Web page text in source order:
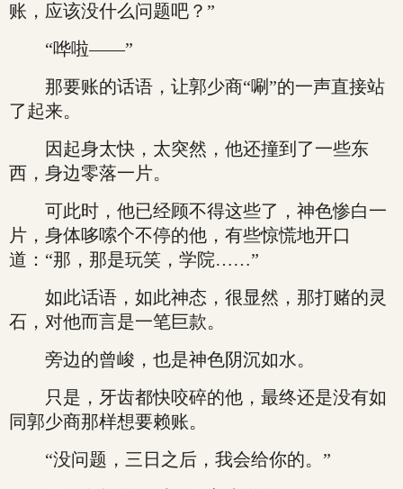
账，应该没什么问题吧？”
“哗啦——”
那要账的话语，让郭少商“唰”的一声直接站
了起来。
因起身太快，太突然，他还撞到了一些东
西，身边零落一片。
可此时，他已经顾不得这些了，神色惨白一
片，身体哆嗦个不停的他，有些惊慌地开口
道：“那，那是玩笑，学院……”
如此话语，如此神态，很显然，那打赌的灵
石，对他而言是一笔巨款。
旁边的曾峻，也是神色阴沉如水。
只是，牙齿都快咬碎的他，最终还是没有如
同郭少商那样想要赖账。
“没问题，三日之后，我会给你的。”